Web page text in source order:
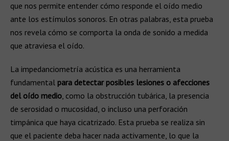
que nos permite entender cómo responde el oído medio
ante los estímulos sonoros. En otras palabras, esta prueba
nos revela cómo se comporta la onda de sonido a medida
que atraviesa el oído.
La impedanciometría acústica es una herramienta
fundamental para detectar posibles lesiones o afecciones
del oído medio, como la obstrucción tubárica, la presencia
de serosidad o mucosidad, o incluso una perforación
timpánica que haya cicatrizado. Esta prueba se realiza sin
que el paciente deba hacer nada activamente, lo que la